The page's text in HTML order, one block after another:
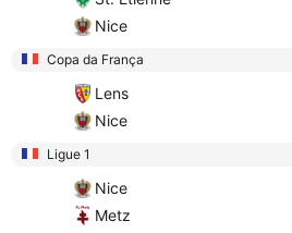
Nice
Copa da França
Lens
Nice
Ligue 1
Nice
Metz